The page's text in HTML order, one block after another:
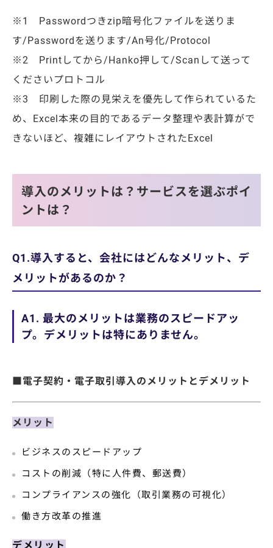
※1 Passwordつきzip暗号化ファイルを送りま
す/Passwordを送ります/An号化/Protocol
※2 Printしてから/Hanko押して/Scanして送って
くださいプロトコル
※3 印刷した際の見栄えを優先して作られているた
め、Excel本来の目的であるデータ整理や表計算がで
きないほど、複雑にレイアウトされたExcel
導入のメリットは？サービスを選ぶポイ
ントは？
Q1.導入すると、会社にはどんなメリット、デ
メリットがあるのか？
A1. 最大のメリットは業務のスピードアッ
プ。デメリットは特にありません。
■電子契約・電子取引導入のメリットとデメリット
メリット
ビジネスのスピードアップ
コストの削減（特に人件費、郵送費）
コンプライアンスの強化（取引業務の可視化）
働き方改革の推進
デメリット